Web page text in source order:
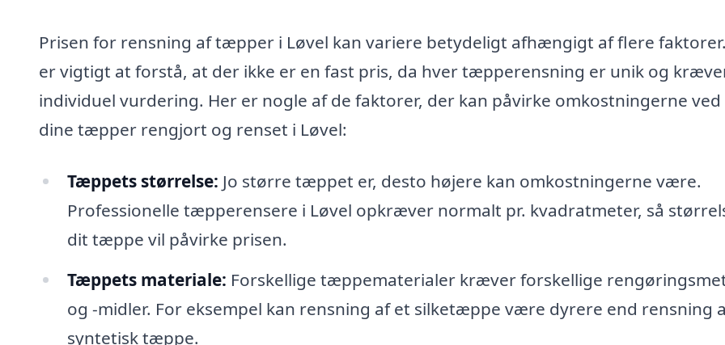
Prisen for rensning af tæpper i Løvel kan variere betydeligt afhængigt af flere
er vigtigt at forstå, at der ikke er en fast pris, da hver tæpperensning er unik og
individuel vurdering. Her er nogle af de faktorer, der kan påvirke omkostningerne ved
dine tæpper rengjort og renset i Løvel:
Tæppets størrelse: Jo større tæppet er, desto højere kan omkostningerne være.
Professionelle tæpperensere i Løvel opkræver normalt pr. kvadratmeter, så
dit tæppe vil påvirke prisen.
Tæppets materiale: Forskellige tæppematerialer kræver forskellige
og -midler. For eksempel kan rensning af et silketæppe være dyrere end rensning
syntetisk tæppe.